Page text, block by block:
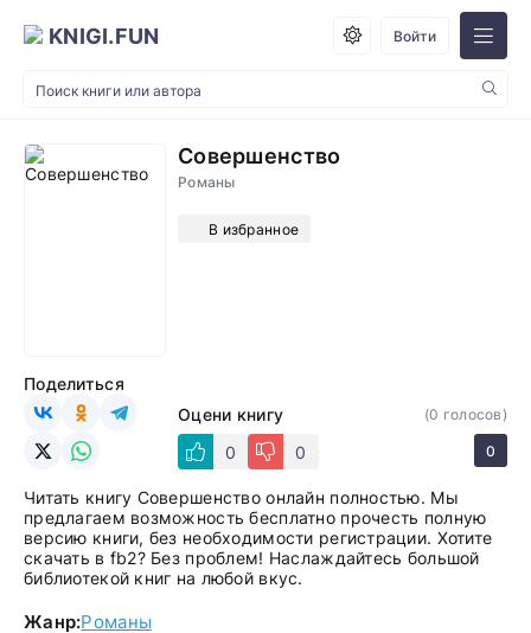
KNIGI.FUN Войти
Совершенство
Романы
В избранное
Оцени книгу
0
0
(0 голосов)
0
Поделиться
Читать книгу Совершенство онлайн полностью. Мы
предлагаем возможность бесплатно прочесть полную
версию книги, без необходимости регистрации. Хотите
скачать в fb2? Без проблем! Наслаждайтесь большой
библиотекой книг на любой вкус.
Жанр:Романы